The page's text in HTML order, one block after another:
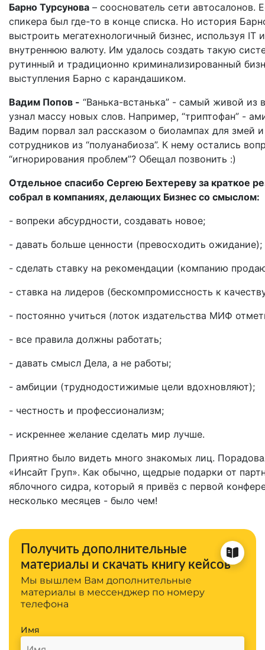
Барно Турсунова – сооснователь сети автосалонов.
спикера был где-то в конце списка. Но история
выстроить мегатехнологичный бизнес, используя
внутреннюю валюту. Им удалось создать такую
рутинный и традиционно криминализированный
выступления Барно с карандашиком.
Вадим Попов - “Ванька-встанька” - самый живой из
узнал массу новых слов. Например, “триптофан” -
Вадим порвал зал рассказом о биолампах для змей
сотрудников из “полуанабиоза”. К нему остались
“игнорирования проблем”? Обещал позвонить :)
Отдельное спасибо Сергею Бехтереву за краткое
собрал в компаниях, делающих Бизнес со смыслом:
- вопреки абсурдности, создавать новое;
- давать больше ценности (превосходить ожидание);
- сделать ставку на рекомендации (компанию
- ставка на лидеров (бескомпромиссность к
- постоянно учиться (лоток издательства МИФ
- все правила должны работать;
- давать смысл Дела, а не работы;
- амбиции (труднодостижимые цели вдохновляют);
- честность и профессионализм;
- искреннее желание сделать мир лучше.
Приятно было видеть много знакомых лиц.
«Инсайт Груп». Как обычно, щедрые подарки от
яблочного сидра, который я привёз с первой
несколько месяцев - было чем!
Получить дополнительные
материалы и скачать книгу кейсов
Мы вышлем Вам дополнительные
материалы в мессенджер по номеру
телефона
Имя